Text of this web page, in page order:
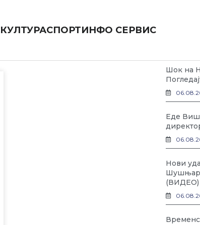
КУЛТУРАСПОРТИНФО СЕРВИС
Шок на
Еде
Нови
Шушњар
(ВИДЕО)